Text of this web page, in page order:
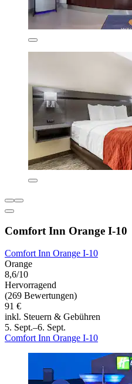
Comfort Inn Orange I-10
Comfort Inn Orange I-10
Orange
8,6/10
Hervorragend
(269 Bewertungen)
91 €
inkl. Steuern & Gebühren
5. Sept.–6. Sept.
Comfort Inn Orange I-10